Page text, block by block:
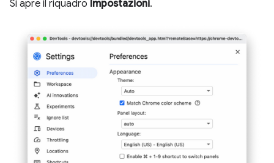
Si apre il riquadro Impostazioni.